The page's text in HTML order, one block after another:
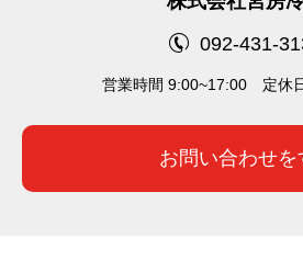
092-431-
営業時間 9:00~17:00 定休
お問い合わせを